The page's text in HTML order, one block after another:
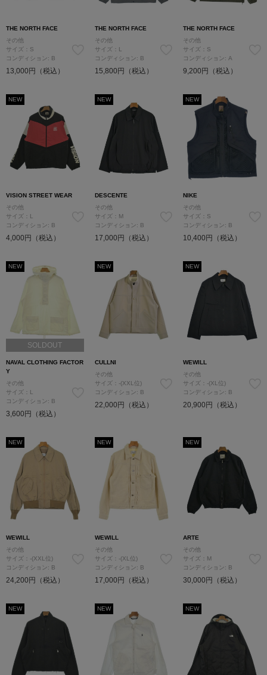
THE NORTH FACE
その他
サイズ：S
コンディション: B
13,000円（税込）
THE NORTH FACE
その他
サイズ：L
コンディション: B
15,800円（税込）
THE NORTH FACE
その他
サイズ：S
コンディション: A
9,200円（税込）
NEW
VISION STREET WEAR
その他
サイズ：L
コンディション: B
4,000円（税込）
NEW
DESCENTE
その他
サイズ：M
コンディション: B
17,000円（税込）
NEW
NIKE
その他
サイズ：S
コンディション: B
10,400円（税込）
NEW
SOLDOUT
NAVAL CLOTHING FACTOR
Y
その他
サイズ：L
コンディション: B
3,600円（税込）
NEW
CULLNI
その他
サイズ：-(XXL位)
コンディション: B
22,000円（税込）
NEW
WEWILL
その他
サイズ：-(XL位)
コンディション: B
20,900円（税込）
NEW
WEWILL
その他
サイズ：-(XXL位)
コンディション: B
24,200円（税込）
NEW
WEWILL
その他
サイズ：-(XL位)
コンディション: B
17,000円（税込）
NEW
ARTE
その他
サイズ：M
コンディション: B
30,000円（税込）
NEW NEW NEW